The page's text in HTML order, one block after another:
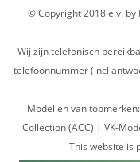
© Copyright 2018 e.v.
Wij zijn telefonisch
telefoonnummer (incl
Modellen van
Collection (ACC) | VK-
This website is